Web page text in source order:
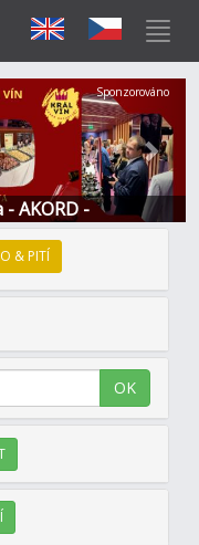
AKORD -
Další
Sponzorováno
& PITÍ
OK